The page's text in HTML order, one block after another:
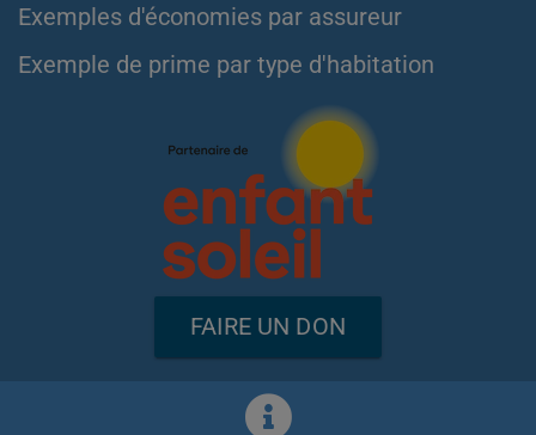
Exemples d'économies par assureur
Exemple de prime par type d'habitation
FAIRE UN DON